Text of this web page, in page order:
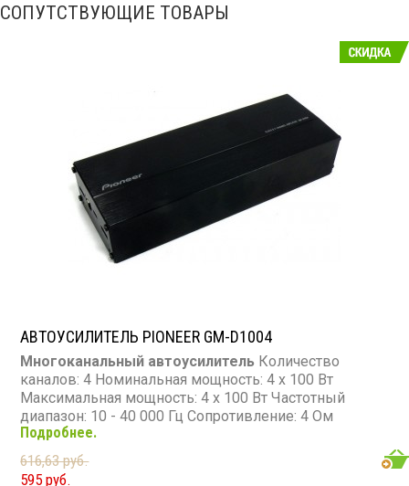
СОПУТСТВУЮЩИЕ ТОВАРЫ
АВТОУСИЛИТЕЛЬ PIONEER GM-D1004
Многоканальный автоусилитель Количество
каналов: 4 Номинальная мощность: 4 х 100 Вт
Максимальная мощность: 4 х 100 Вт Частотный
диапазон: 10 - 40 000 Гц Сопротивление: 4 Ом
Подробнее.
616,63 руб.
595 руб.